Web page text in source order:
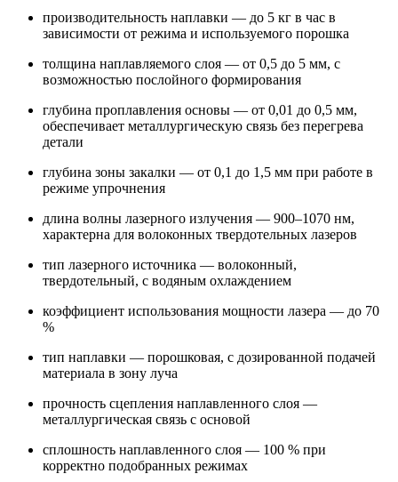
производительность наплавки — до 5 кг в час в
зависимости от режима и используемого порошка
толщина наплавляемого слоя — от 0,5 до 5 мм, с
возможностью послойного формирования
глубина проплавления основы — от 0,01 до 0,5 мм,
обеспечивает металлургическую связь без перегрева
детали
глубина зоны закалки — от 0,1 до 1,5 мм при работе в
режиме упрочнения
длина волны лазерного излучения — 900–1070 нм,
характерна для волоконных твердотельных лазеров
тип лазерного источника — волоконный,
твердотельный, с водяным охлаждением
коэффициент использования мощности лазера — до 70
%
тип наплавки — порошковая, с дозированной подачей
материала в зону луча
прочность сцепления наплавленного слоя —
металлургическая связь с основой
сплошность наплавленного слоя — 100 % при
корректно подобранных режимах